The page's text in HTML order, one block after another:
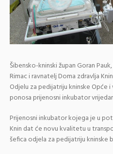
Šibensko-kninski župan Goran
Rimac i ravnatelj Doma zdravlja
Odjelu za pedijatriju kninske Opće
ponosa prijenosni inkubator
Prijenosni inkubator kojega je u
Knin dat će novu kvalitetu u
šefica odjela za pedijatriju kninske